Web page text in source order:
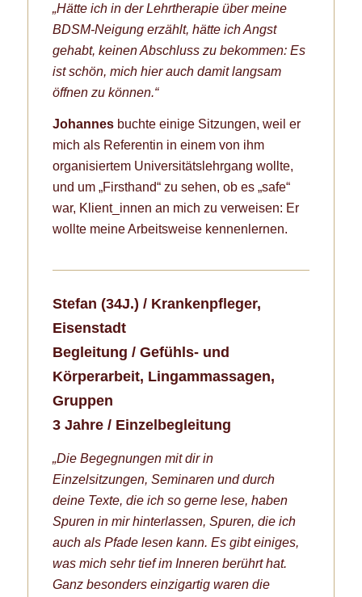
„Hätte ich in der Lehrtherapie über meine
BDSM-Neigung erzählt, hätte ich Angst
gehabt, keinen Abschluss zu bekommen: Es
ist schön, mich hier auch damit langsam
öffnen zu können.“
Johannesbuchte einige Sitzungen, weil er
mich als Referentin in einem von ihm
organisiertem Universitätslehrgang wollte,
und um „Firsthand“ zu sehen, ob es „safe“
war, Klient_innen an mich zu verweisen: Er
wollte meine Arbeitsweise kennenlernen.
Stefan (34J.) / Krankenpfleger,
Eisenstadt
Begleitung / Gefühls- und
Körperarbeit, Lingammassagen,
Gruppen
3 Jahre / Einzelbegleitung
„Die Begegnungen mit dir in
Einzelsitzungen, Seminaren und durch
deine Texte, die ich so gerne lese, haben
Spuren in mir hinterlassen, Spuren, die ich
auch als Pfade lesen kann. Es gibt einiges,
was mich sehr tief im Inneren berührt hat.
Ganz besonders einzigartig waren die